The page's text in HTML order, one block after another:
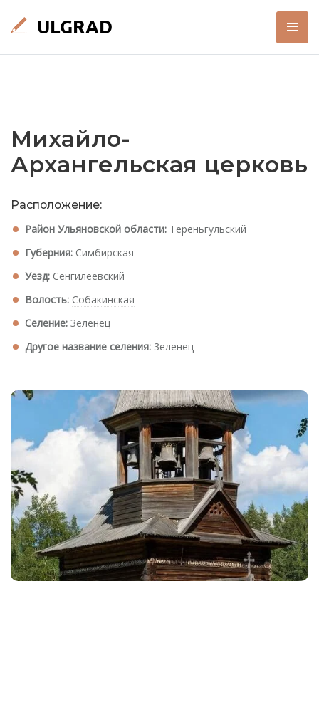
Михайло-
Архангельская церковь
Расположение:
Район Ульяновской области: Тереньгульский
Губерния: Симбирская
Уезд: Сенгилеевский
Волость: Собакинская
Селение: Зеленец
Другое название селения: 3еленец